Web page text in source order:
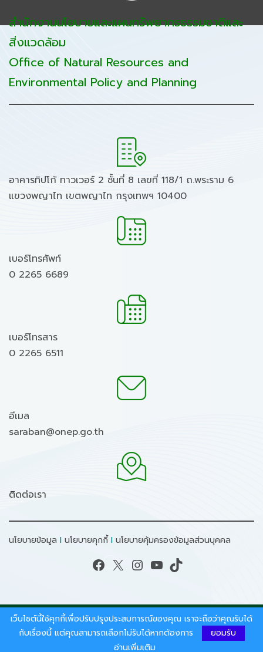
สำนักงานนโยบายและแผนทรัพยากรธรรมชาติและ
สิ่งแวดล้อม
Office of Natural Resources and
Environmental Policy and Planning
อาคารทิปโก้ ทาวเวอร์ 2 ชั้นที่ 8 เลขที่ 118/1 ถ.พระราม 6
แขวงพญาไท เขตพญาไท กรุงเทพฯ 10400
เบอร์โทรศัพท์
0 2265 6689
เบอร์โทรสาร
0 2265 6511
อีเมล
saraban@onep.go.th
ติดต่อเรา
นโยบายข้อมูล I นโยบายคุกกี้ I นโยบายคุ้มครองข้อมูลส่วนบุคคล
Facebook X Instagram YouTube TikTok
สงวนลิขสิทธิ์ © 2026 - สำนักงานนโยบายและแผน
ทรัพยากรธรรมชาติและสิ่งแวดล้อม.
เว็บไซต์นี้ใช้คุกกี้เพื่อปรับปรุงประสบการณ์ของคุณ เราจะถือว่าคุณรับได้
กับเรื่องนี้ แต่คุณสามารถเลือกไม่รับได้หากต้องการ
ยอมรับ
อ่านเพิ่มเติม